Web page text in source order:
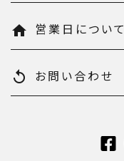
home 営業日について
replay お問い合わせ